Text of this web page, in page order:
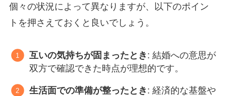
個々の状況によって異なりますが、以下のポイン
トを押さえておくと良いでしょう。
互いの気持ちが固まったとき : 結婚への意思が
双方で確認できた時点が理想的です。
生活面での準備が整ったとき : 経済的な基盤や